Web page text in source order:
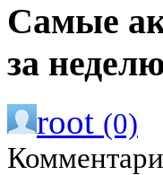
Самые
за неделю
root (0)